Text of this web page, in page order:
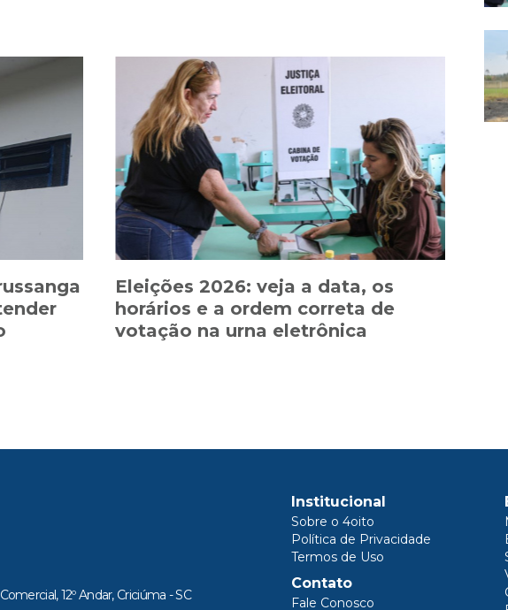
Eleições 2026: veja a data, os
horários e a ordem correta de
votação na urna eletrônica
12º Andar, Criciúma - SC
Institucional
Sobre o 4oito
Política de Privacidade
Termos de Uso
Contato
Fale Conosco